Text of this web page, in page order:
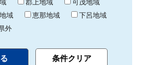
郡上地域
可茂地域
域
恵那地域
下呂地域
外